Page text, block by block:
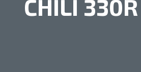
CHILI 330R